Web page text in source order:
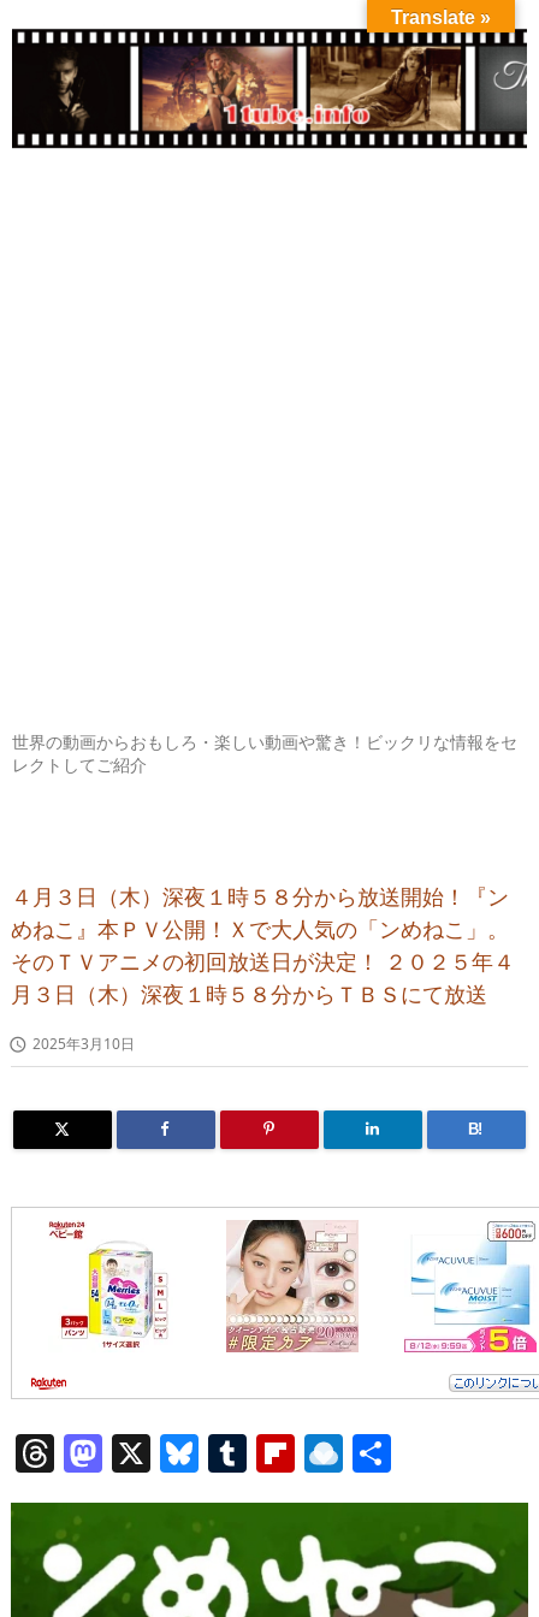
世界の動画からおもしろ・楽しい動画や驚き！ビックリな情報をセ
レクトしてご紹介
４月３日（木）深夜１時５８分から放送開始！『ン
めねこ』本ＰＶ公開！Ｘで大人気の「ンめねこ」。
そのＴＶアニメの初回放送日が決定！ ２０２５年４
月３日（木）深夜１時５８分からＴＢＳにて放送
 2025年3月10日
B!
T
h
re
a
M
a
st
o
X Bl
u
e
sk
T
u
bl
Fl
ip
b
o
R
ai
d
有
Translate »